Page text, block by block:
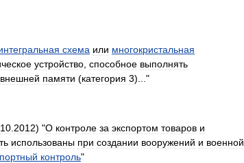
схема или многокристальная
устройство способное выполнять
внешней памяти (категория 3)..."
10 2012) "О контроле за экспортом товаров и
использованы при создании вооружений и военной
контроль"